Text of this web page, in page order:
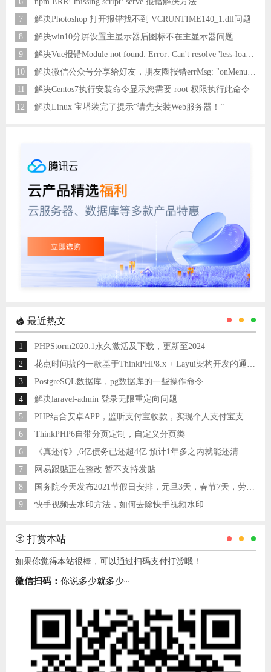
7
解决Photoshop 打开报错找不到 VCRUNTIME140_1.dll问题
8
解决win10分屏设置主显示器后图标不在主显示器问题
9
解决Vue报错Module not found: Error: Can't resolve 'less-loader' in 'C:\Users\Hm\Desktop\vue\vue_shop'问题
10
解决微信公众号分享给好友，朋友圈报错errMsg: "onMenuShareAppMessage:fail, the permission value is offline verifying"
11
解决Centos7执行安装命令显示您需要 root 权限执行此命令
12
解决Linux 宝塔装完了提示“请先安装Web服务器！”
最近热文
1
PHPStorm2020.1永久激活及下载，更新至2024
2
3
PostgreSQL数据库，pg数据库的一些操作命令
4
解决laravel-admin 登录无限重定向问题
5
6
ThinkPHP6自带分页定制，自定义分页类
6
《真还传》,6亿债务已还超4亿 预计1年多之内就能还清
7
网易跟贴正在整改 暂不支持发贴
8
国务院今天发布2021节假日安排，元旦3天，春节7天，劳动节5天
9
快手视频去水印方法，如何去除快手视频水印
打赏本站
如果你觉得本站很棒，可以通过扫码支付打赏哦！
微信扫码： 你说多少就多少~